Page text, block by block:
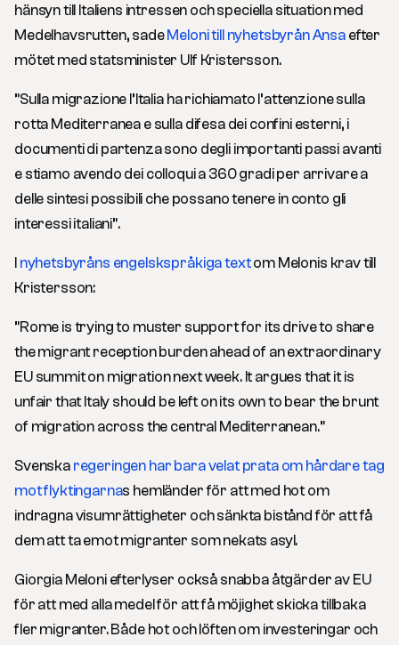
hänsyn till Italiens intressen och speciella situation med
Medelhavsrutten, sadeMeloni till nyhetsbyrån Ansa efter
mötet med statsminister Ulf Kristersson.
”Sulla migrazione l’Italia ha richiamato l’attenzione sulla
rotta Mediterranea e sulla difesa dei confini esterni, i
documenti di partenza sono degli importanti passi avanti
e stiamo avendo dei colloqui a 360 gradi per arrivare a
delle sintesi possibili che possano tenere in conto gli
interessi italiani”.
I nyhetsbyråns engelskspråkiga textom Melonis krav till
Kristersson:
”Rome is trying to muster support for its drive to share
the migrant reception burden ahead of an extraordinary
EU summit on migration next week. It argues that it is
unfair that Italy should be left on its own to bear the brunt
of migration across the central Mediterranean.”
Svenska regeringen har bara velat prata om hårdare tag
mot flyktingarnas hemländer för att med hot om
indragna visumrättigheter och sänkta bistånd för att få
dem att ta emot migranter som nekats asyl.
Giorgia Meloni efterlyser också snabba åtgärder av EU
för att med alla medel för att få möjighet skicka tillbaka
fler migranter. Både hot och löften om investeringar och